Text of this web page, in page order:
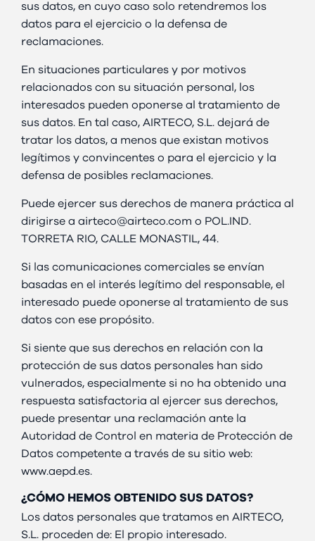
sus datos, en cuyo caso solo retendremos los
datos para el ejercicio o la defensa de
reclamaciones.
En situaciones particulares y por motivos
relacionados con su situación personal, los
interesados pueden oponerse al tratamiento de
sus datos. En tal caso, AIRTECO, S.L. dejará de
tratar los datos, a menos que existan motivos
legítimos y convincentes o para el ejercicio y la
defensa de posibles reclamaciones.
Puede ejercer sus derechos de manera práctica al
dirigirse a airteco@airteco.com o POL.IND.
TORRETA RIO, CALLE MONASTIL, 44.
Si las comunicaciones comerciales se envían
basadas en el interés legítimo del responsable, el
interesado puede oponerse al tratamiento de sus
datos con ese propósito.
Si siente que sus derechos en relación con la
protección de sus datos personales han sido
vulnerados, especialmente si no ha obtenido una
respuesta satisfactoria al ejercer sus derechos,
puede presentar una reclamación ante la
Autoridad de Control en materia de Protección de
Datos competente a través de su sitio web:
www.aepd.es.
¿CÓMO HEMOS OBTENIDO SUS DATOS?
Los datos personales que tratamos en AIRTECO,
S.L. proceden de: El propio interesado.